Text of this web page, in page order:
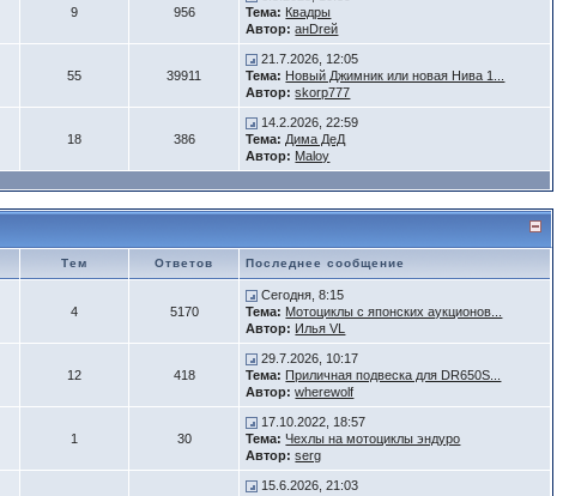
9 956
Тема: Квадры
Автор: анDrей
55 39911
21.7.2026, 12:05
Тема: Новый Джимник или новая Нива 1...
Автор: skorp777
18 386
14.2.2026, 22:59
Тема: Дима ДеД
Автор: Maloy
Тем Ответов Последнее сообщение
4 5170
Сегодня, 8:15
Тема: Мотоциклы с японских аукционов...
Автор: Илья VL
12 418
29.7.2026, 10:17
Тема: Приличная подвеска для DR650S...
Автор: wherewolf
1 30
17.10.2022, 18:57
Тема: Чехлы на мотоциклы эндуро
Автор: serg
15.6.2026, 21:03